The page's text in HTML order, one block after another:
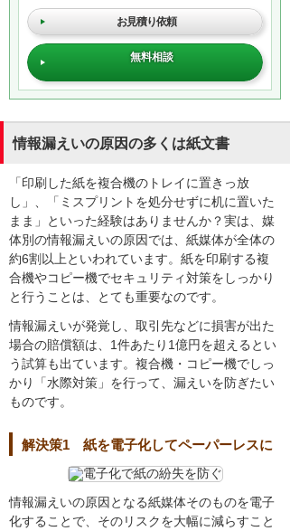
お見積り依頼
無料相談
情報漏えいの原因の多くは紙文書
「印刷した紙を複合機のトレイに置きっ放
し」、「ミスプリントを処分せずに机に置いた
まま」といった経験はありませんか？実は、媒
体別の情報漏えいの原因では、紙媒体が全体の
約6割以上といわれています。紙を印刷する複
合機やコピー機でセキュリティ対策をしっかり
と行うことは、とても重要なのです。
情報漏えいが発覚し、取引先などに損害が出た
場合の賠償額は、1件あたり1億円を超えるとい
う試算も出ています。複合機・コピー機でしっ
かり「水際対策」を行って、漏えいを防ぎたい
ものです。
解決策1 紙を電子化してペーパーレスに
情報漏えいの原因となる紙媒体そのものを電子
化することで、そのリスクを大幅に減らすこと